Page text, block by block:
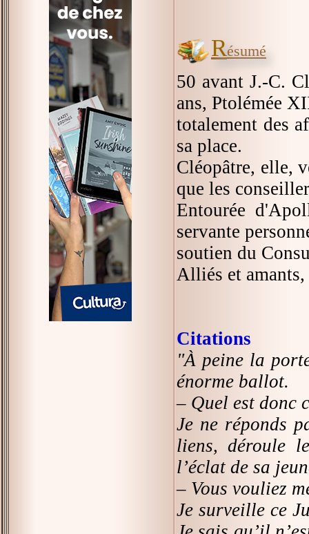
Résumé
50 avant J.-C.
ans, Ptolémée
totalement des
sa place.
Cléopâtre, elle,
que les
Entourée
servante
soutien du
Alliés et
Citations
"À peine la
énorme ballot.
– Quel est donc
Je ne réponds
liens, déroule
l’éclat de sa
– Vous vouliez
Je surveille ce